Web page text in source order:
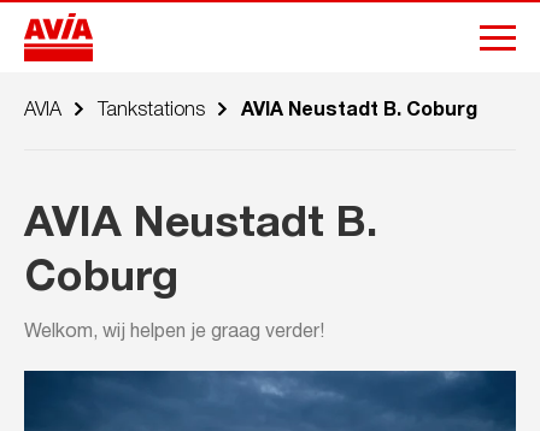
AVIA Tankstations AVIA Neustadt B. Coburg
AVIA Neustadt B.
Coburg
Welkom, wij helpen je graag verder!